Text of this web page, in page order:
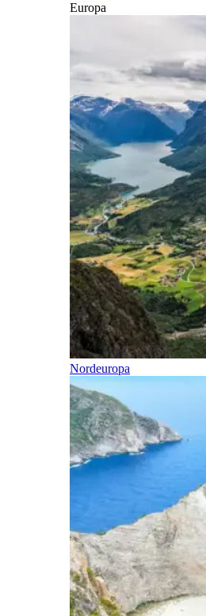
Europa
Nordeuropa